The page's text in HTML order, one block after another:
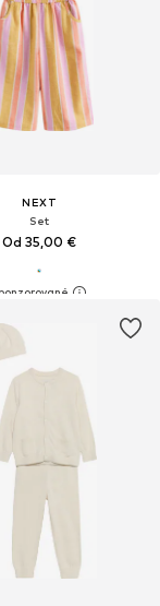
NEXT
Set
Od 35,00 €